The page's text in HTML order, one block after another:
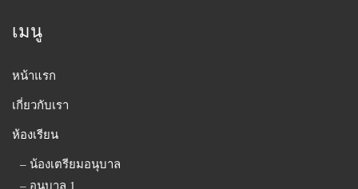
เมนู
หน้าแรก
เกี่ยวกับเรา
ห้องเรียน
– น้องเตรียมอนุบาล
– อนุบาล 1